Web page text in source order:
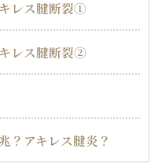
レス腱断裂①
レス腱断裂②
？アキレス腱炎？